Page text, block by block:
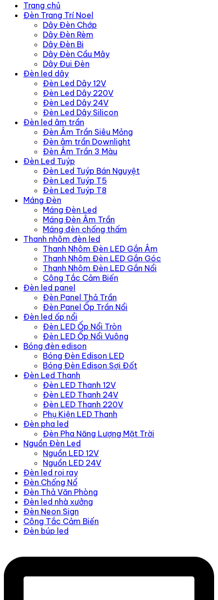
Trang chủ
Đèn Trang Trí Noel
Dây Đèn Chớp
Dây Đèn Rèm
Dây Đèn Bi
Dây Đèn Cầu Mây
Dây Đui Đèn
Đèn led dây
Đèn Led Dây 12V
Đèn Led Dây 220V
Đèn Led Dây 24V
Đèn Led Dây Silicon
Đèn led âm trần
Đèn Âm Trần Siêu Mỏng
Đèn âm trần Downlight
Đèn Âm Trần 3 Màu
Đèn Led Tuýp
Đèn Led Tuýp Bán Nguyệt
Đèn Led Tuýp T5
Đèn Led Tuýp T8
Máng Đèn
Máng Đèn Led
Máng Đèn Âm Trần
Máng đèn chống thấm
Thanh nhôm đèn led
Thanh Nhôm Đèn LED Gắn Âm
Thanh Nhôm Đèn LED Gắn Góc
Thanh Nhôm Đèn LED Gắn Nổi
Công Tắc Cảm Biến
Đèn led panel
Đèn Panel Thả Trần
Đèn Panel Ốp Trần Nổi
Đèn led ốp nổi
Đèn LED Ốp Nổi Tròn
Đèn LED Ốp Nổi Vuông
Bóng đèn edison
Bóng Đèn Edison LED
Bóng Đèn Edison Sợi Đốt
Đèn Led Thanh
Đèn LED Thanh 12V
Đèn LED Thanh 24V
Đèn LED Thanh 220V
Phụ Kiện LED Thanh
Đèn pha led
Đèn Pha Năng Lượng Mặt Trời
Nguồn Đèn Led
Nguồn LED 12V
Nguồn LED 24V
Đèn led rọi ray
Đèn Chống Nổ
Đèn Thả Văn Phòng
Đèn led nhà xưởng
Đèn Neon Sign
Công Tắc Cảm Biến
Đèn búp led